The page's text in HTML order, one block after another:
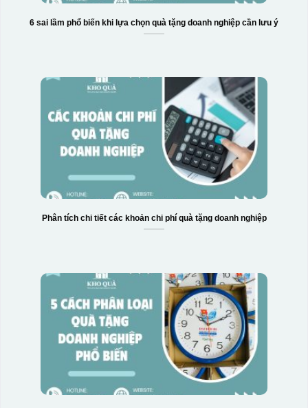
6 sai lầm phổ biến khi lựa chọn quà tặng doanh nghiệp cần lưu ý
Phân tích chi tiết các khoản chi phí quà tặng doanh nghiệp